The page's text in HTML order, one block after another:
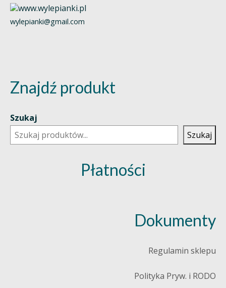
wylepianki@gmail.com
Znajdź produkt
Szukaj
Szukaj
Płatności
Dokumenty
Regulamin sklepu
Polityka Pryw. i RODO